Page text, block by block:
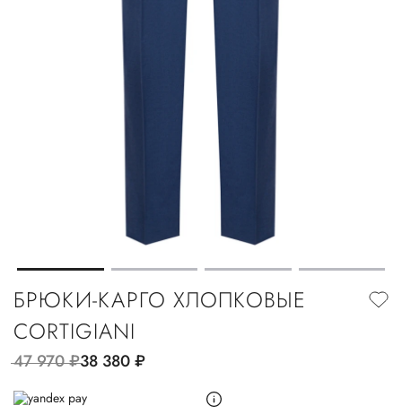
БРЮКИ-КАРГО ХЛОПКОВЫЕ
CORTIGIANI
47 970руб.38 380руб.